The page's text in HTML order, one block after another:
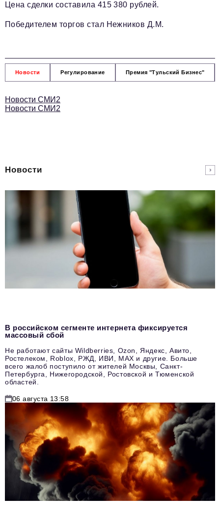
reklama@business-magazine.online
Отдел распространения/редакционная подписка
partner@business-magazine.online
Цена сделки составила 415 380 рублей.
Победителем торгов стал Нежников Д.М.
Новости Регулирование Премия "Тульский Бизнес"
Новости СМИ2
Новости СМИ2
Новости
В российском сегменте интернета фиксируется
массовый сбой
Не работают сайты Wildberries, Ozon, Яндекс, Авито,
Ростелеком, Roblox, РЖД, ИВИ, MAX и другие. Больше
всего жалоб поступило от жителей Москвы, Санкт-
Петербурга, Нижегородской, Ростовской и Тюменской
областей.
06 августа 13:58